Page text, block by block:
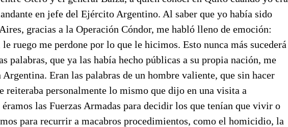
en jefe del Ejército Argentino. Al saber que yo había sido
gracias a la Operación Cóndor, me habló lleno de emoción:
ruego me perdone por lo que le hicimos. Esto nunca más sucederá
palabras, que ya las había hecho públicas a su propia nación, me
Eran las palabras de un hombre valiente, que sin hacer
reiteraba personalmente lo mismo que dijo en una visita a
las Fuerzas Armadas para decidir los que tenían que vivir o
para recurrir a macabros procedimientos, como el homicidio, la